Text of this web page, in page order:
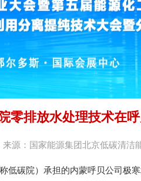
零排放水处理技术在
：国家能源集团北京低碳清洁
碳院）承担的内蒙呼贝公司极寒